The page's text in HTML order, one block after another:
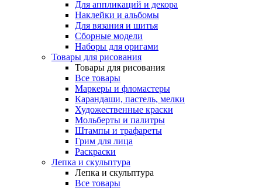
Для аппликаций и декора
Наклейки и альбомы
Для вязания и шитья
Сборные модели
Наборы для оригами
Товары для рисования
Товары для рисования
Все товары
Маркеры и фломастеры
Карандаши, пастель, мелки
Художественные краски
Мольберты и палитры
Штампы и трафареты
Грим для лица
Раскраски
Лепка и скульптура
Лепка и скульптура
Все товары